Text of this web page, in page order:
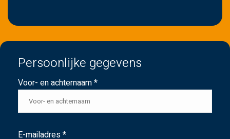
Persoonlijke gegevens
Voor- en achternaam *
E-mailadres *